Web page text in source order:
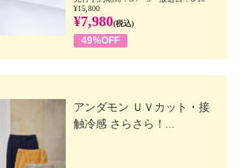
¥15,800
¥7,980(税込)
49%OFF
アンダモン ＵＶカット・接
触冷感 さらさら！...